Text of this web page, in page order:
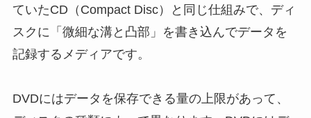
ていたCD（Compact Disc）と同じ仕組みで、ディ
スクに「微細な溝と凸部」を書き込んでデータを
記録するメディアです。
DVDにはデータを保存できる量の上限があって、